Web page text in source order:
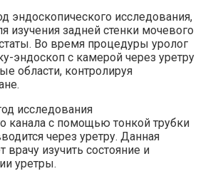
эндоскопического исследования,
изучения задней стенки мочевого
Во время процедуры уролог
эндоскоп с камерой через уретру
области, контролируя
исследования
канала с помощью тонкой трубки
через уретру. Данная
врачу изучить состояние и
уретры.